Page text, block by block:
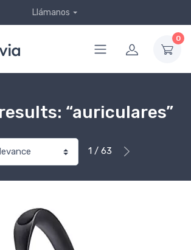
Llámanos
0
“auriculares”
1 / 63